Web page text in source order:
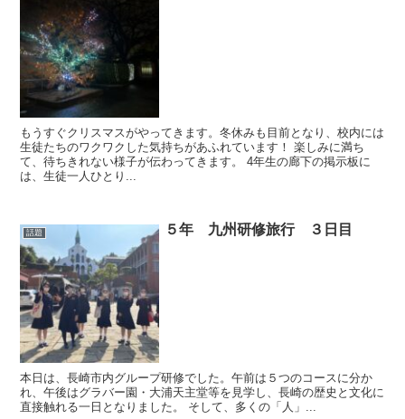
もうすぐクリスマスがやってきます。冬休みも目前となり、校内には
生徒たちのワクワクした気持ちがあふれています！ 楽しみに満ち
て、待ちきれない様子が伝わってきます。 4年生の廊下の掲示板に
は、生徒一人ひとり...
話題 ５年 九州研修旅行 ３日目
本日は、長崎市内グループ研修でした。午前は５つのコースに分か
れ、午後はグラバー園・大浦天主堂等を見学し、長崎の歴史と文化に
直接触れる一日となりました。 そして、多くの「人」...